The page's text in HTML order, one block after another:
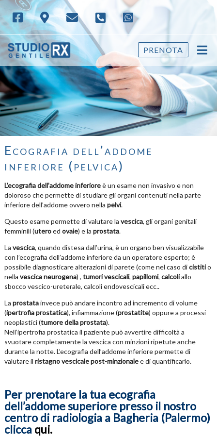
PRENOTA
Ecografia dell’addome
inferiore (pelvica)
L’ecografia dell’addome inferioreè un esame non invasivo e non
doloroso che permette di studiare gli organi contenuti nella parte
inferiore dell’addome ovvero nella pelvi.
Questo esame permette di valutare la vescica, gli organi genitali
femminili (uteroed ovaie) e la prostata.
La vescica, quando distesa dall’urina, è un organo ben visualizzabile
con l’ecografia dell’addome inferiore da un operatore esperto; è
possibile diagnosticare alterazioni di parete (come nel caso dicistitio
nella vescica neurogena) , tumori vescicali, papillomi, calcoliallo
sbocco vescico-ureterale, calcoli endovescicali ecc..
La prostatainvece può andare incontro ad incremento di volume
(ipertrofia prostatica), infiammazione (prostatite) oppure a processi
neoplastici (tumore della prostata).
Nell’ipertrofia prostatica il paziente può avvertire difficoltà a
svuotare completamente la vescica con minzioni ripetute anche
durante la notte. L’ecografia dell’addome inferiore permette di
valutare il ristagno vescicale post-minzionalee di quantificarlo.
Per prenotare la tua ecografia
dell’addome superiore presso il nostro
centro di radiologia a Bagheria (Palermo)
clicca qui.